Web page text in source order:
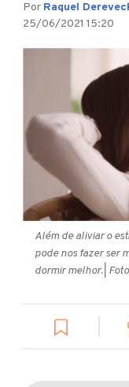
Por Raquel
25/06/2021 15:20
Além de aliviar o
pode nos fazer ser
dormir melhor. |